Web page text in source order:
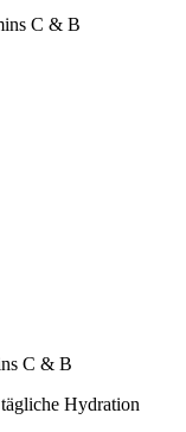
C & B
C & B
Hydration